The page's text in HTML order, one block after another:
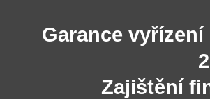
Garance vyřízení
Zajištění